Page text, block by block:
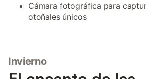
Cámara fotográfica para
otoñales únicos
Invierno